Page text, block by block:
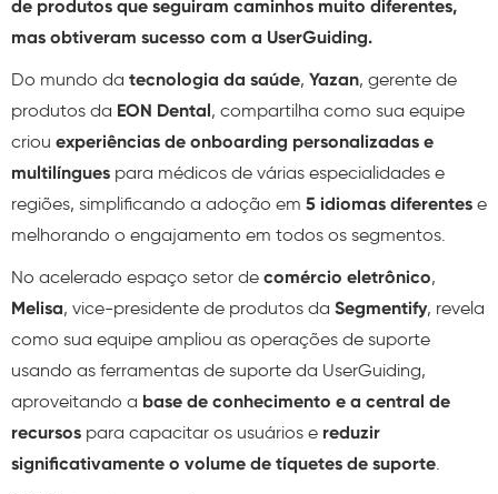
de produtos que seguiram caminhos muito diferentes,
mas obtiveram sucesso com a UserGuiding.
Do mundo da tecnologia da saúde, Yazan, gerente de
produtos da EON Dental, compartilha como sua equipe
criou experiências de onboarding personalizadas e
multilíngues para médicos de várias especialidades e
regiões, simplificando a adoção em 5 idiomas diferentes e
melhorando o engajamento em todos os segmentos.
No acelerado espaço setor de comércio eletrônico,
Melisa, vice-presidente de produtos da Segmentify, revela
como sua equipe ampliou as operações de suporte
usando as ferramentas de suporte da UserGuiding,
aproveitando a base de conhecimento e a central de
recursos para capacitar os usuários e reduzir
significativamente o volume de tíquetes de suporte.